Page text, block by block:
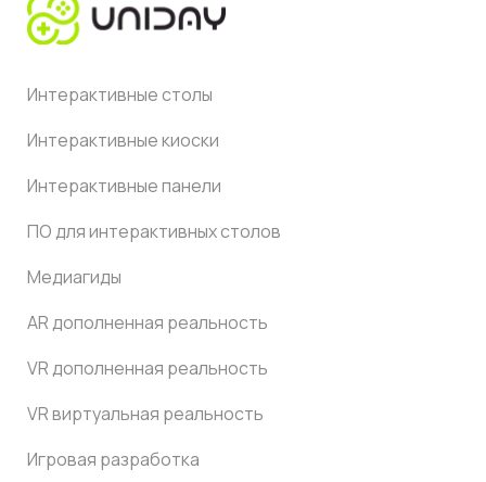
Интерактивные столы
Интерактивные киоски
Интерактивные панели
ПО для интерактивных столов
Медиагиды
AR дополненная реальность
VR дополненная реальность
VR виртуальная реальность
Игровая разработка